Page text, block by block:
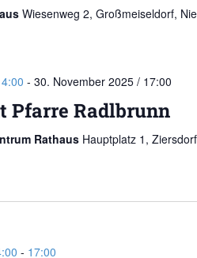
Wiesenweg 2, Großmeiseldorf,
- 30. November 2025 / 17:00
Pfarre Radlbrunn
Rathaus Hauptplatz 1,
- 17:00